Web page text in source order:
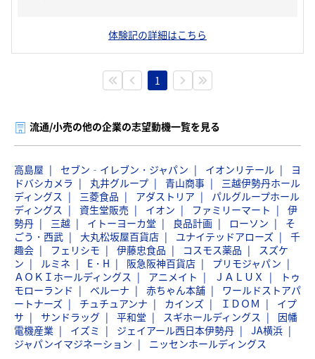
体験記の詳細はこちら
1
流通/小売の他の企業の志望動機一覧を見る
高島屋 セブン‐イレブン・ジャパン イオンリテール
ヨ
ドバシカメラ
丸井グループ 青山商事
三越伊勢丹ホール
ディングス
三菱食品 アダストリア
パルグループホール
ディングス
資生堂販売 イオン ファミリーマート
伊
勢丹
三越 イトーヨーカ堂 良品計画 ローソン
そ
ごう・西武
大丸松坂屋百貨店 ユナイテッドアローズ
千
趣会
フェリシモ 伊藤忠食品 コスモス薬品
スズケ
ン
ルミネ E・H 阪急阪神百貨店
プリモジャパン
ＡＯＫＩホールディングス
アニメイト ＪＡＬＵＸ
トゥ
モローランド
ベルーナ 赤ちゃん本舗
ワールドストアパ
ートナーズ
チュチュアンナ カインズ ＩＤＯＭ
イプ
サ
サンドラッグ 平和堂 スギホールディングス
因幡
電機産業
イズミ ジェイアール西日本伊勢丹
JA横浜
ジャパンイマジネーション
ニッセンホールディングス